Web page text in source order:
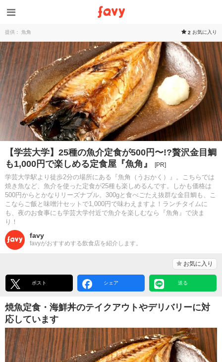
提供： 魚角 2 お気に入り
【学芸大学】25種の魚介定食が500円〜!?贅沢金目鯛
も1,000円で楽しめる定食屋『魚角』
[PR]
学芸大学駅より徒歩2分の場所にある『魚角（うおかく）』。こちらでは
焼き魚など、魚介を使った定食が25種も楽しめるんです。しかも価格は
500円からとかなりリーズナブル。300gと食べごたえ抜群な金目鯛も、こ
こならご飯と味噌汁セットで1,000円で味わえますよ！ランチタイムに
も、夜のお食事にも学芸大学付近で魚介を楽しむなら『魚角』で決ま
り！
favy
favyがおすすめする飲食店を紹介します。
お気に入り
ポスト シェア 送る
焼魚定食・海鮮丼のテイクアウトやデリバリーに対
応しています